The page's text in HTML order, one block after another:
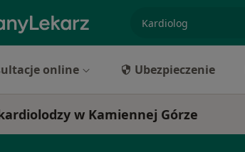
online Ubezpieczenie
w Kamiennej Górze